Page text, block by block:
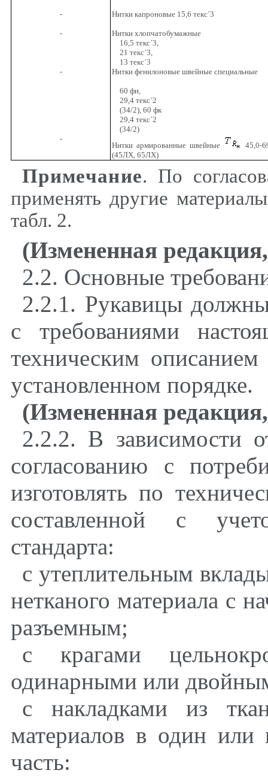
- Нитки капроновые 15,6 текс´3
-
Нитки хлопчатобумажные
16,5 текс´3,
21 текс´3,
13 текс´3
-
Нитки фенилоновые швейные специальные
60 фн,
29,4 текс´2
(34/2), 60 фк
29,4 текс´2
(34/2)
-
Нитки армированные швейные
45,0-
(45ЛХ, 65ЛХ)
Примечание. По
применять другие
табл. 2.
(Измененная
2.2. Основные
2.2.1. Рукавицы должны
с требованиями
техническим
установленном порядке.
(Измененная
2.2.2. В зависимости
согласованию с
изготовлять по
составленной с
стандарта:
с утеплительным
нетканого материала с
разъемным;
с крагами
одинарными или
с накладками из
материалов в один или
часть: